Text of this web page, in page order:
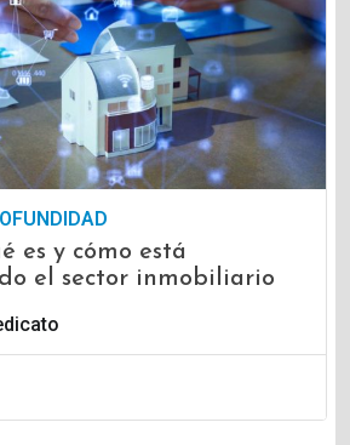
es y cómo está
el sector inmobiliario